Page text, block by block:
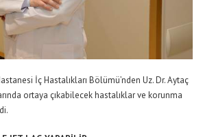
İç Hastalıkları Bölümü’nden Uz. Dr. Aytaç
ortaya çıkabilecek hastalıklar ve korunma